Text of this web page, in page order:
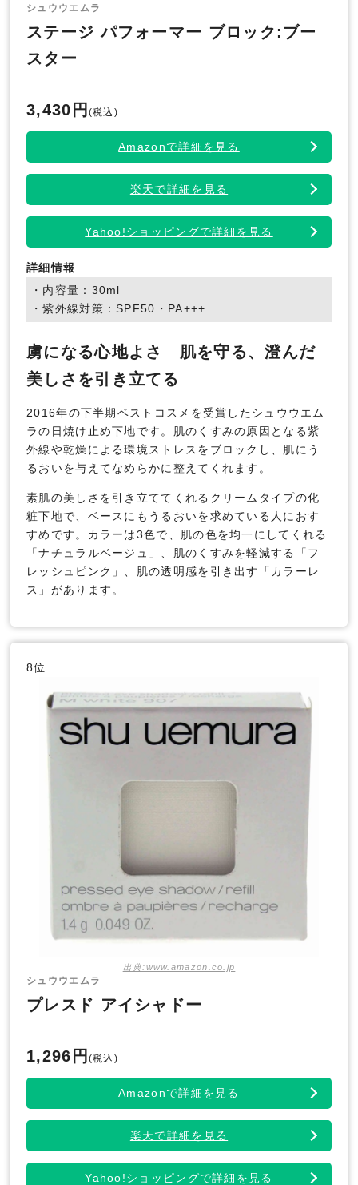
シュウウエムラ
ステージ パフォーマー ブロック:ブー
スター
3,430円 (税込)
Amazonで詳細を見る
楽天で詳細を見る
Yahoo!ショッピングで詳細を見る
詳細情報
・内容量：30ml
・紫外線対策：SPF50・PA+++
虜になる心地よさ 肌を守る、澄んだ
美しさを引き立てる
2016年の下半期ベストコスメを受賞したシュウウエム
ラの日焼け止め下地です。肌のくすみの原因となる紫
外線や乾燥による環境ストレスをブロックし、肌にう
るおいを与えてなめらかに整えてくれます。
素肌の美しさを引き立ててくれるクリームタイプの化
粧下地で、ベースにもうるおいを求めている人におす
すめです。カラーは3色で、肌の色を均一にしてくれる
「ナチュラルベージュ」、肌のくすみを軽減する「フ
レッシュピンク」、肌の透明感を引き出す「カラーレ
ス」があります。
8位
出典:www.amazon.co.jp
シュウウエムラ
プレスド アイシャドー
1,296円 (税込)
Amazonで詳細を見る
楽天で詳細を見る
Yahoo!ショッピングで詳細を見る